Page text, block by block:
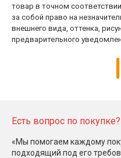
товар в точном
за собой право на
внешнего вида, оттенка,
предварительного
Есть вопрос по покупке?
«Мы помогаем каждому
подходящий под его